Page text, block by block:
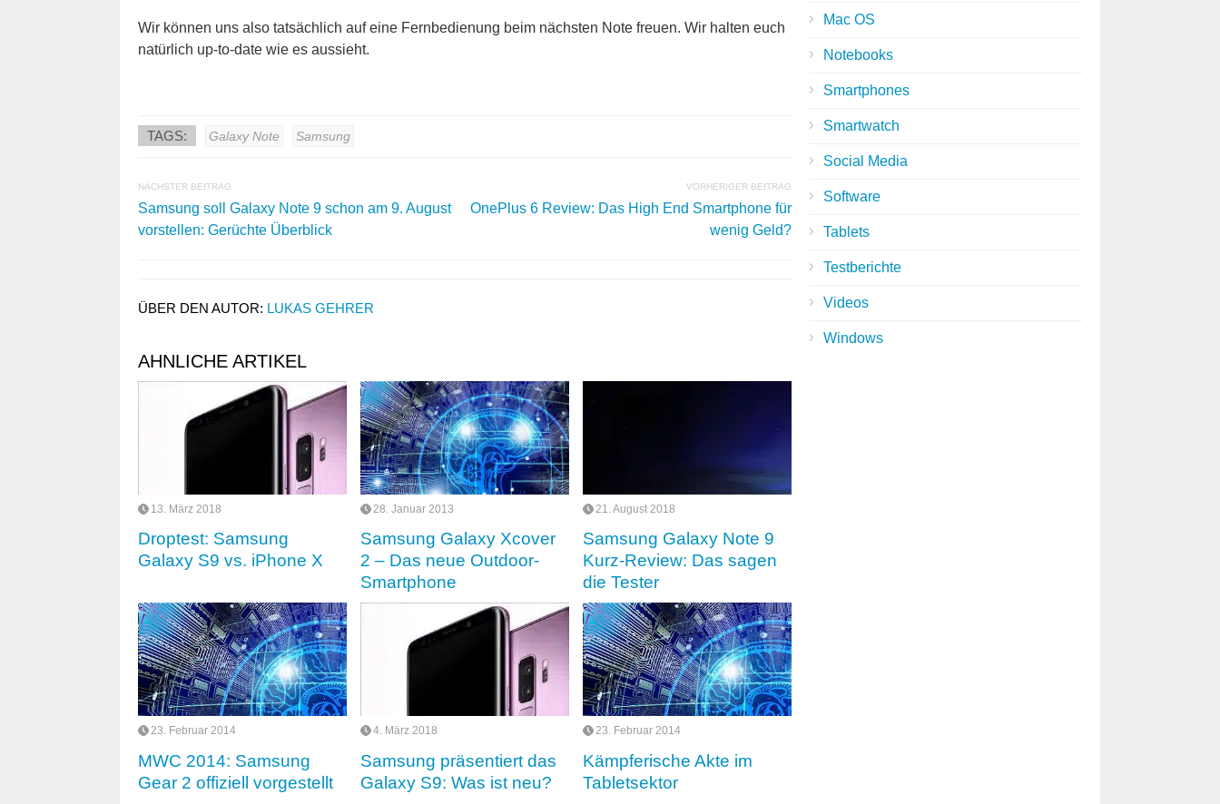
Wir können uns also tatsächlich auf eine Fernbedienung beim nächsten Note freuen. Wir halten euch
natürlich up-to-date wie es aussieht.
TAGS: Galaxy Note Samsung
NÄCHSTER BEITRAG
Samsung soll Galaxy Note 9 schon am 9. August
vorstellen: Gerüchte Überblick
VORHERIGER BEITRAG
OnePlus 6 Review: Das High End Smartphone für
wenig Geld?
ÜBER DEN AUTOR: LUKAS GEHRER
AHNLICHE ARTIKEL
13. März 2018
Droptest: Samsung
Galaxy S9 vs. iPhone X
28. Januar 2013
Samsung Galaxy Xcover
2 – Das neue Outdoor-
Smartphone
21. August 2018
Samsung Galaxy Note 9
Kurz-Review: Das sagen
die Tester
23. Februar 2014
MWC 2014: Samsung
Gear 2 offiziell vorgestellt
4. März 2018
Samsung präsentiert das
Galaxy S9: Was ist neu?
23. Februar 2014
Kämpferische Akte im
Tabletsektor
Mac OS
Notebooks
Smartphones
Smartwatch
Social Media
Software
Tablets
Testberichte
Videos
Windows